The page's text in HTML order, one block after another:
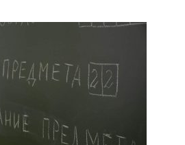
музея
втором конкурсе
внутри»
НОВОСТЕЙ